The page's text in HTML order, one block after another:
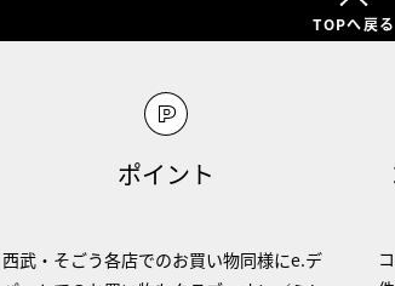
TOPへ戻る
ポイント
西武・そごう各店でのお買い物同様にe.デ